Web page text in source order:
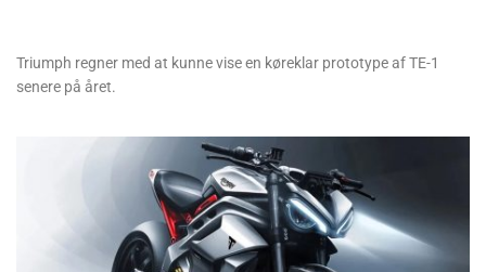
Triumph regner med at kunne vise en køreklar prototype af TE-1
senere på året.